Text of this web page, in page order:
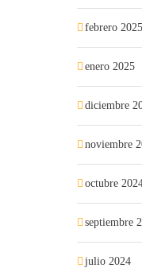
febrero 2025
enero 2025
diciembre
noviembre
octubre
septiembre
julio 2024